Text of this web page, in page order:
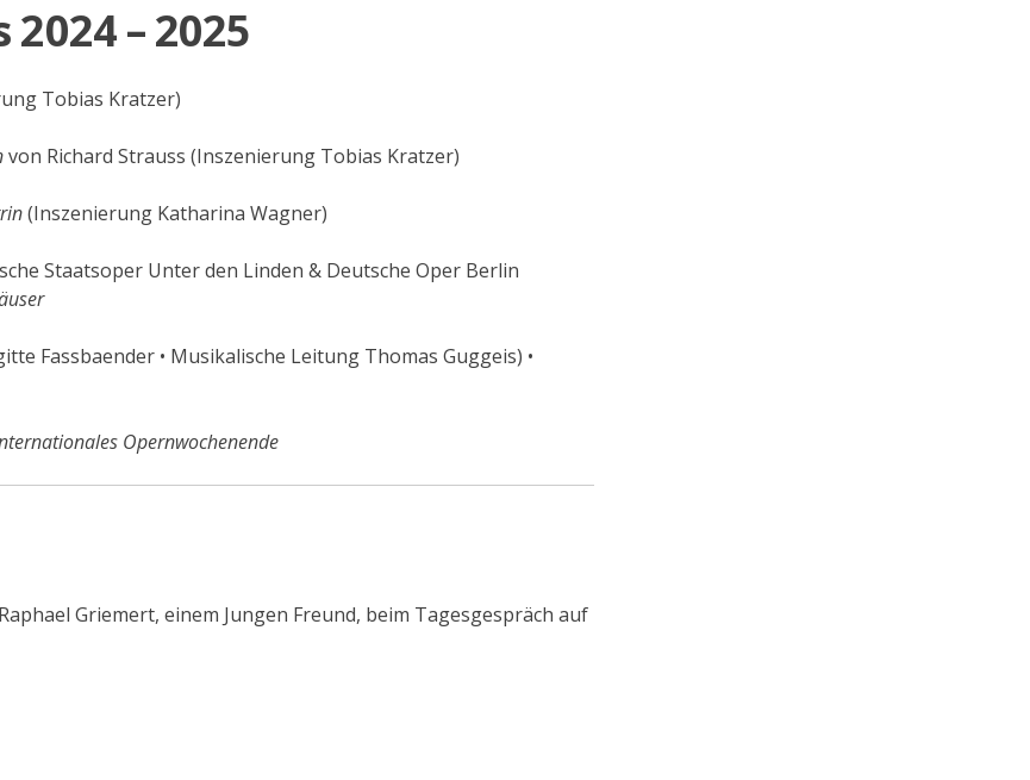
– 2025
Tobias Kratzer)
von Richard Strauss (Inszenierung Tobias Kratzer)
(Inszenierung Katharina Wagner)
Staatsoper Unter den Linden & Deutsche Oper Berlin
Fassbaender • Musikalische Leitung Thomas Guggeis) •
Opernwochenende
Griemert, einem Jungen Freund, beim Tagesgespräch auf